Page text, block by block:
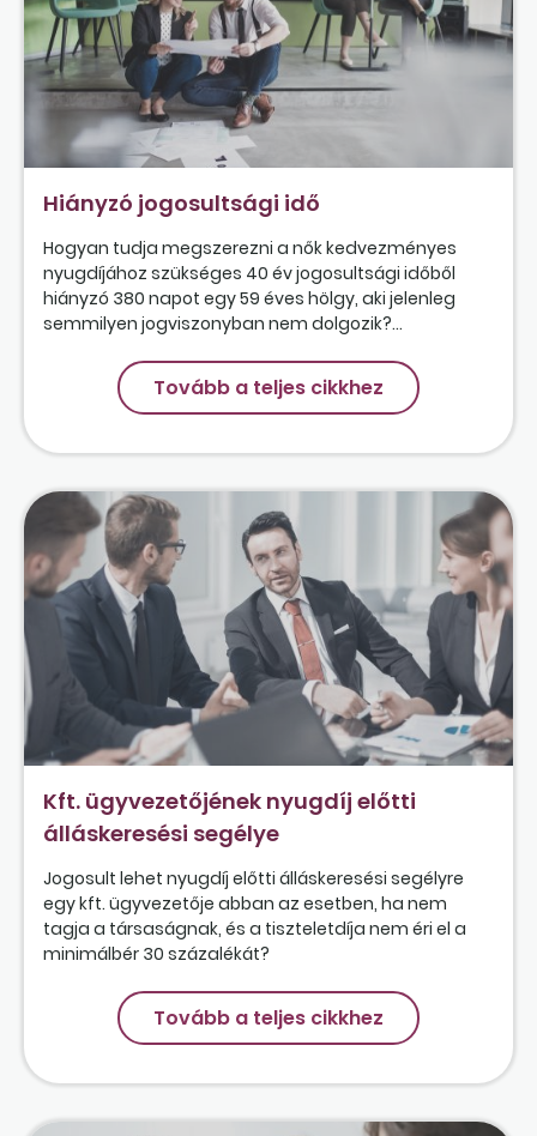
Hiányzó jogosultsági idő
Hogyan tudja megszerezni a nők kedvezményes
nyugdíjához szükséges 40 év jogosultsági időből
hiányzó 380 napot egy 59 éves hölgy, aki jelenleg
semmilyen jogviszonyban nem dolgozik?...
Tovább a teljes cikkhez
Kft. ügyvezetőjének nyugdíj előtti
álláskeresési segélye
Jogosult lehet nyugdíj előtti álláskeresési segélyre
egy kft. ügyvezetője abban az esetben, ha nem
tagja a társaságnak, és a tiszteletdíja nem éri el a
minimálbér 30 százalékát?
Tovább a teljes cikkhez